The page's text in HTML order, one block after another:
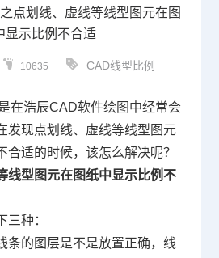
点划线、虚线等线型图元在图
显示比例不合适
10635 CAD线型比例
在浩辰CAD软件绘图中经常会
发现点划线、虚线等线型图元
合适的时候，该怎么解决呢？
线型图元在图纸中显示比例不
三种：
条的图层是不是放置正确，线